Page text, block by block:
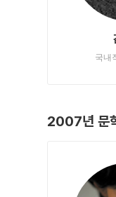
국내
2007년 문